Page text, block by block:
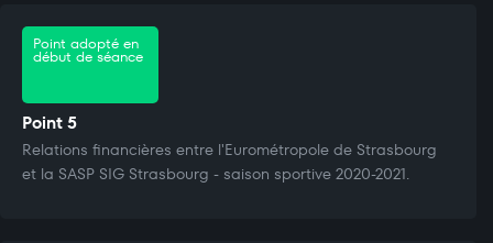
Point adopté en
début de séance
Point 5
Relations financières entre l'Eurométropole de Strasbourg
et la SASP SIG Strasbourg - saison sportive 2020-2021.